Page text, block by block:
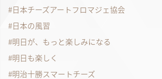
日本チーズアートフロマジェ協会
日本の風習
明日が、もっと楽しみになる
明日も楽しく
明治十勝スマートチーズ